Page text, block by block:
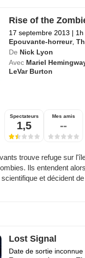
Rise of the
17 septembre 2013 | 1h
Epouvante-horreur,
De Nick Lyon
Avec Mariel
LeVar Burton
Spectateurs
1,5
Mes amis
--
trouve refuge sur
Ils entendent
et décident
Lost Signal
Date de sortie inconnue